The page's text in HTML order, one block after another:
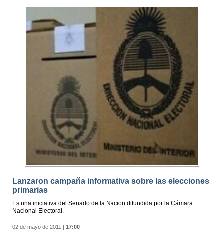
Lanzaron campaña informativa sobre las elecciones
primarias
Es una iniciativa del Senado de la Nacion difundida por la Cámara
Nacional Electoral.
02 de mayo de 2011 | 17:00